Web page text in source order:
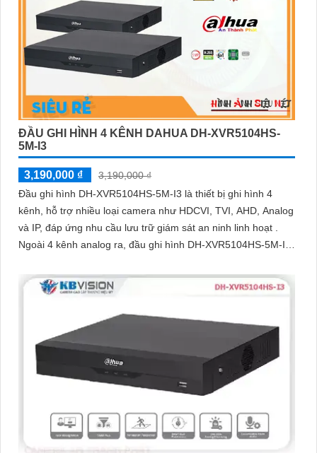
ĐẦU GHI HÌNH 4 KÊNH DAHUA DH-XVR5104HS-
5M-I3
3,190,000 ₫
3,190,000 ₫
Đầu ghi hình DH-XVR5104HS-5M-I3 là thiết bị ghi hình 4
kênh, hỗ trợ nhiều loại camera như HDCVI, TVI, AHD, Analog
và IP, đáp ứng nhu cầu lưu trữ giám sát an ninh linh hoạt .
Ngoài 4 kênh analog ra, đầu ghi hình DH-XVR5104HS-5M-I3
tối đa 6MP